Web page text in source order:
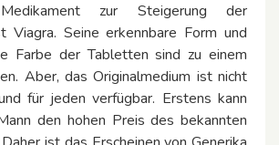
zur Steigerung der
Viagra. Seine erkennbare Form und
Farbe der Tabletten sind zu einem
Aber, das Originalmedium ist nicht
für jeden verfügbar. Erstens kann
den hohen Preis des bekannten